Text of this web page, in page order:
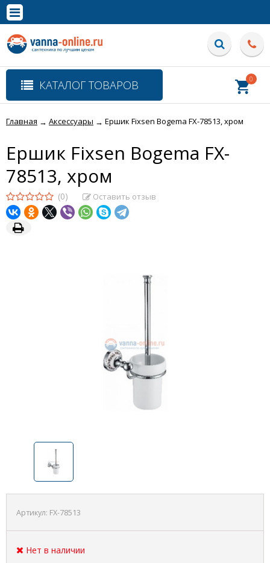
Полная версия сайта
КАТАЛОГ ТОВАРОВ 0
Главная → Аксессуары → Ершик Fixsen Bogema FX-78513, хром
Ершик Fixsen Bogema FX-
78513, хром
(0) Оставить отзыв
Артикул: FX-78513
Нет в наличии